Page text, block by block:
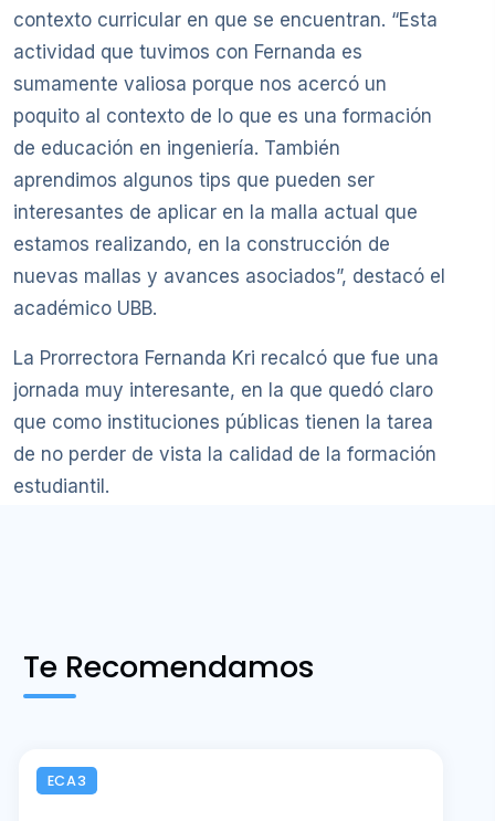
contexto curricular en que se encuentran. “Esta
actividad que tuvimos con Fernanda es
sumamente valiosa porque nos acercó un
poquito al contexto de lo que es una formación
de educación en ingeniería. También
aprendimos algunos tips que pueden ser
interesantes de aplicar en la malla actual que
estamos realizando, en la construcción de
nuevas mallas y avances asociados”, destacó el
académico UBB.
La Prorrectora Fernanda Kri recalcó que fue una
jornada muy interesante, en la que quedó claro
que como instituciones públicas tienen la tarea
de no perder de vista la calidad de la formación
estudiantil.
Te Recomendamos
ECA3